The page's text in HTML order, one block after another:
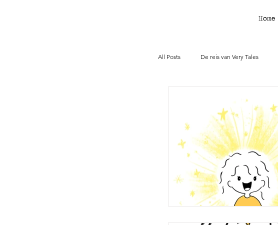
Home
All Posts De reis van Very Tales